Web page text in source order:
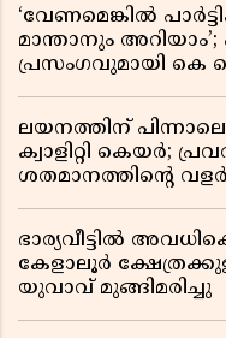
‘വേണമെങ്കിൽ
മാന്താനും
പ്രസംഗവുമായി കെ
ലയനത്തിന്
ക്വാളിറ്റി കെയർ;
ശതമാനത്തിൻ്റെ
റിപ്പോർട്ട് പുറത്ത്
ഭാര്യവീട്ടിൽ
കേളാലൂർ
യുവാവ് മുങ്ങിമരിച്ചു